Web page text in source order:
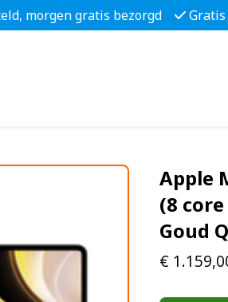
morgen gratis bezorgd
Apple
(8 core
Goud
€